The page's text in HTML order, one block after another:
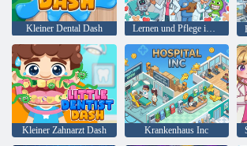
Kleiner Dental Dash Lernen und Pflege im Pepi-Krankenhaus
Kleiner Zahnarzt Dash Krankenhaus Inc